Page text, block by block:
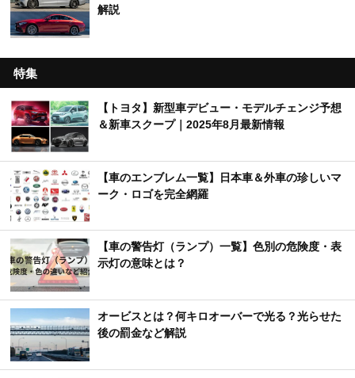
解説
特集
【トヨタ】新型車デビュー・モデルチェンジ予想
＆新車スクープ｜2025年8月最新情報
【車のエンブレム一覧】日本車＆外車の珍しいマ
ーク・ロゴを完全網羅
【車の警告灯（ランプ）一覧】色別の危険度・表
示灯の意味とは？
オービスとは？何キロオーバーで光る？光らせた
後の罰金など解説